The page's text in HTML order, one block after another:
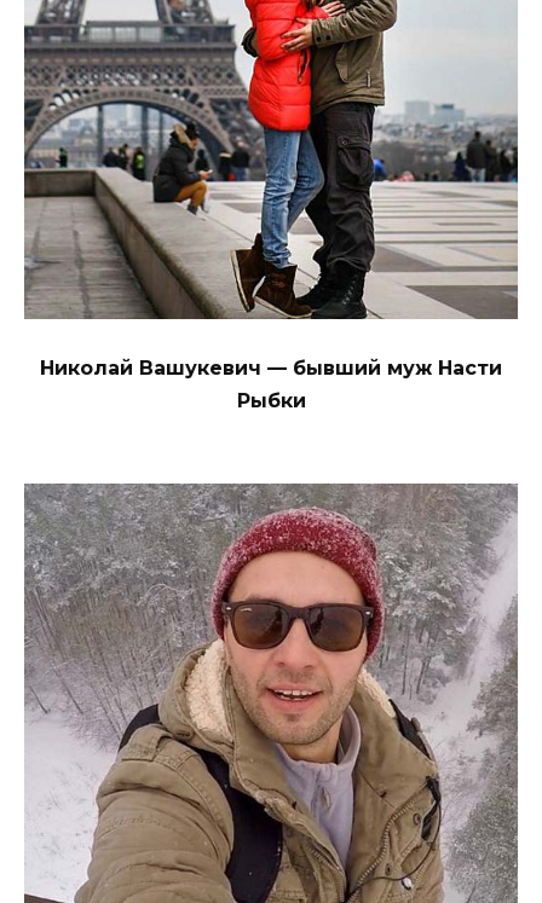
Николай Вашукевич — бывший муж Насти
Рыбки